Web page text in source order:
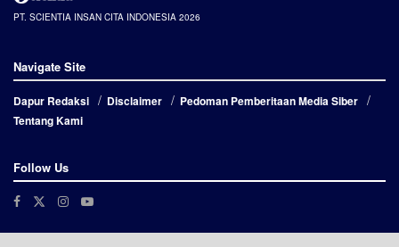
PT. SCIENTIA INSAN CITA INDONESIA 2026
Navigate Site
Dapur Redaksi Disclaimer
Pedoman Pemberitaan Media Siber
Tentang Kami
Follow Us